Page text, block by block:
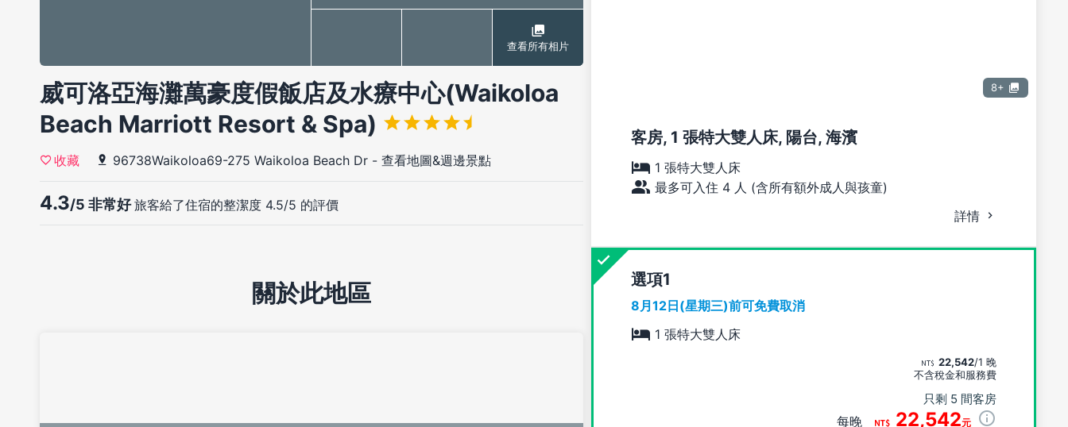
查看所有相片
威可洛亞海灘萬豪度假飯店及水療中心(Waikoloa
Beach Marriott Resort & Spa)
收藏 96738Waikoloa69-275 Waikoloa Beach Dr - 查看地圖&週邊景點
4.3/5 非常好旅客給了住宿的整潔度 4.5/5 的評價
8+
客房, 1 張特大雙人床, 陽台, 海濱
1 張特大雙人床
最多可入住 4 人 (含所有額外成人與孩童)
詳情
選項
8月12日(星期三)前可免費取消
1 張特大雙人床
22,542/1 晚
不含稅金和服務費
只剩 5 間客房
每晚 22,542元
關於此地區